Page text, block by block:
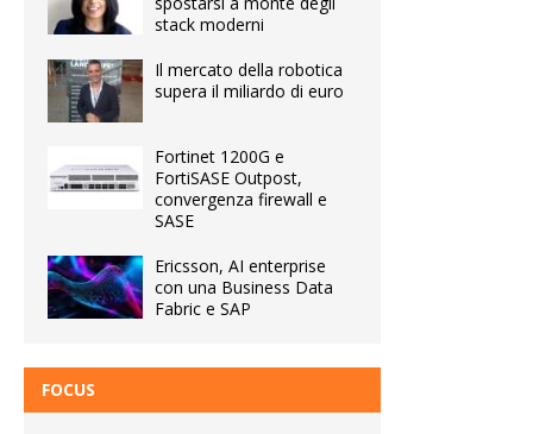
stack moderni
Il mercato della robotica
supera il miliardo di euro
Fortinet 1200G e
FortiSASE Outpost,
convergenza firewall e
SASE
Ericsson, AI enterprise
con una Business Data
Fabric e SAP
FOCUS